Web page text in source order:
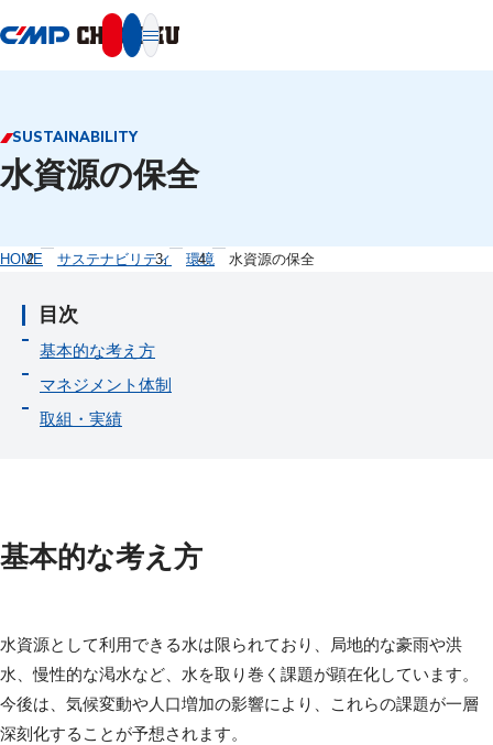
SUSTAINABILITY
水資源の保全
HOME サステナビリティ 環境 水資源の保全
目次
基本的な考え方
マネジメント体制
取組・実績
基本的な考え方
水資源として利用できる水は限られており、局地的な豪雨や洪
水、慢性的な渇水など、水を取り巻く課題が顕在化しています。
今後は、気候変動や人口増加の影響により、これらの課題が一層
深刻化することが予想されます。